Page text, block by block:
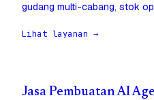
gudang multi-cabang, stok
Lihat layanan →
Jasa Pembuatan AI